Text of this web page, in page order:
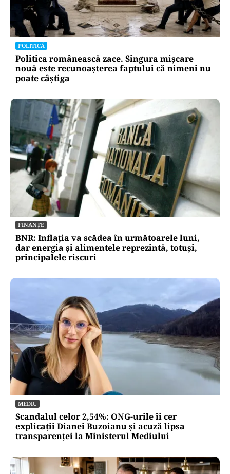
POLITICĂ
Politica românească zace. Singura mișcare
nouă este recunoașterea faptului că nimeni nu
poate câștiga
FINANȚE
BNR: Inflația va scădea în următoarele luni,
dar energia și alimentele reprezintă, totuși,
principalele riscuri
MEDIU
Scandalul celor 2,54%: ONG-urile îi cer
explicații Dianei Buzoianu și acuză lipsa
transparenței la Ministerul Mediului